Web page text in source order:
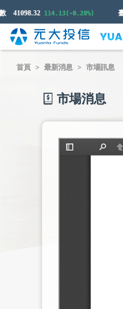
114.13(-0.28%) 臺灣
首頁 最新消息 市場訊息
市場消息